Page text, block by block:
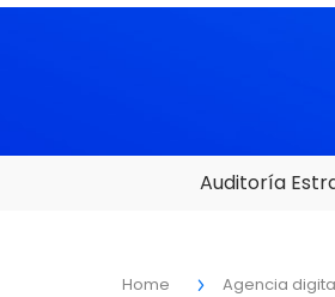
Auditoría
Home Agencia